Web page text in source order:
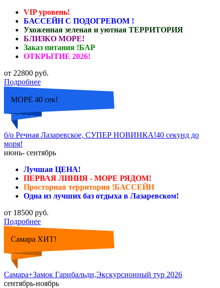
VIP уровень!
БАССЕЙН С ПОДОГРЕВОМ !
Ухоженная зеленая и уютная ТЕРРИТОРИЯ
БЛИЗКО МОРЕ!
Заказ питания !БАР
ОТКРЫТИЕ 2026!
от 22800 руб.
Подробнее
МОРЕ 40 сек!
б/о Речная Лазаревское, СУПЕР НОВИНКА!40 секунд до
моря!
июнь- сентябрь
Лучшая ЦЕНА!
ПЕРВАЯ ЛИНИЯ - МОРЕ РЯДОМ!
Просторная территория !БАССЕЙН
Одна из лучших баз отдыха в Лазаревском!
от 18500 руб.
Подробнее
Самара ХИТ!
Самара+Замок Гарибальди,Экскурсионный тур 2026
сентябрь-ноябрь